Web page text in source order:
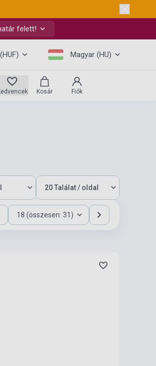
felett!
Magyar (HU)
Kosár Fiók
18 (összesen: 31)